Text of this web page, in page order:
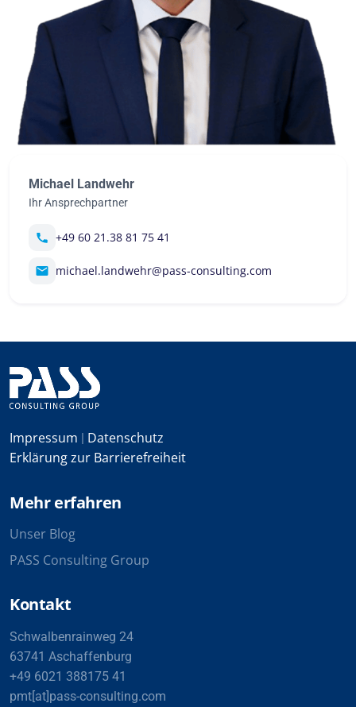
Michael Landwehr
Ihr Ansprechpartner
+49 60 21.38 81 75 41
michael.landwehr@pass-consulting.com
Impressum | Datenschutz
Erklärung zur Barrierefreiheit
Mehr erfahren
Unser Blog
PASS Consulting Group
Kontakt
Schwalbenrainweg 24
63741 Aschaffenburg
+49 6021 388175 41
pmt[at]pass-consulting.com